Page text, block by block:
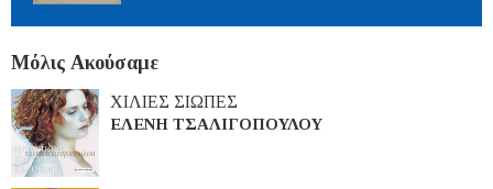
Μόλις Ακούσαμε
ΧΙΛΙΕΣ ΣΙΩΠΕΣ
ΕΛΕΝΗ ΤΣΑΛΙΓΟΠΟΥΛΟΥ